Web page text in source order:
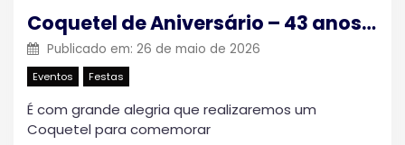
Coquetel de Aniversário – 43 anos da ASFTRE
Publicado em: 26 de maio de 2026
Eventos Festas
É com grande alegria que realizaremos um
Coquetel para comemorar